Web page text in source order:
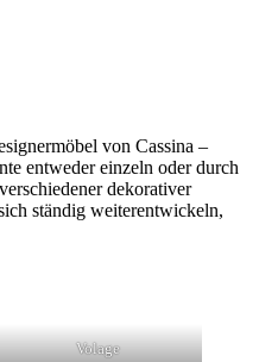
von Cassina –
entweder einzeln oder durch
dekorativer
ständig weiterentwickeln,
Volage